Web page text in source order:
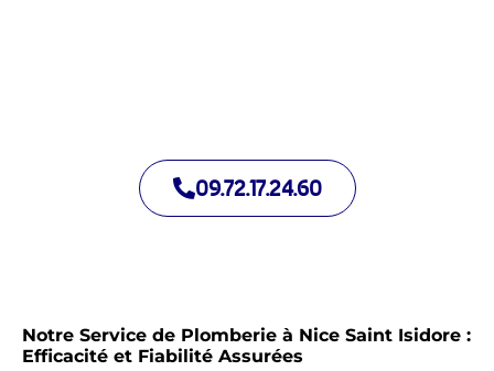
09.72.17.24.60
Notre Service de Plomberie à Nice Saint Isidore :
Efficacité et Fiabilité Assurées